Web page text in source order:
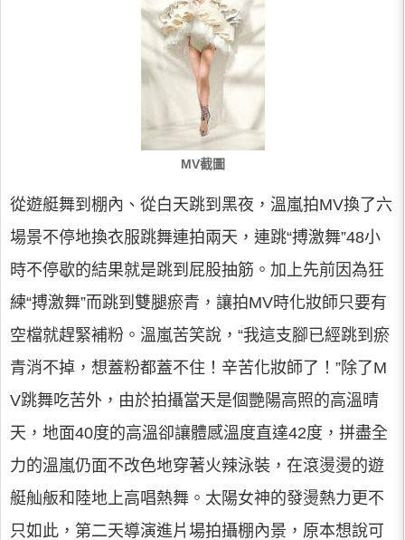
MV截圖
從遊艇舞到棚內、從白天跳到黑夜，溫嵐拍MV換了六
場景不停地換衣服跳舞連拍兩天，連跳“搏激舞”48小
時不停歇的結果就是跳到屁股抽筋。加上先前因為狂
練“搏激舞”而跳到雙腿瘀青，讓拍MV時化妝師只要有
空檔就趕緊補粉。溫嵐苦笑說，“我這支腳已經跳到瘀
青消不掉，想蓋粉都蓋不住！辛苦化妝師了！”除了M
V跳舞吃苦外，由於拍攝當天是個艷陽高照的高溫晴
天，地面40度的高溫卻讓體感溫度直達42度，拼盡全
力的溫嵐仍面不改色地穿著火辣泳裝，在滾燙燙的遊
艇舢舨和陸地上高唱熱舞。太陽女神的發燙熱力更不
只如此，第二天導演進片場拍攝棚內景，原本想說可